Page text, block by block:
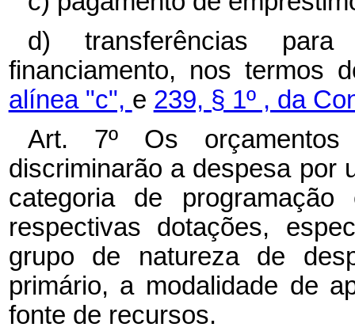
d) transferências
financiamento, nos termos
alínea "c", e 239, § 1º , da
Art. 7º Os
discriminarão a despesa por
categoria de
respectivas dotações,
grupo de natureza de
primário, a modalidade de
fonte de recursos.